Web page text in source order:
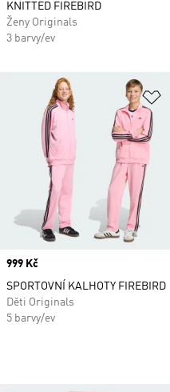
KNITTED FIREBIRD
Ženy Originals
3 barvy/ev
Price
999 Kč
SPORTOVNÍ KALHOTY FIREBIRD
Děti Originals
5 barvy/ev